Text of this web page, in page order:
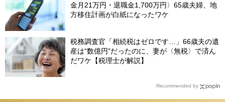
金月21万円・退職金1,700万円〉65歳夫婦、地
方移住計画が白紙になったワケ
税務調査官「相続税はゼロです…」66歳夫の遺
産は“数億円”だったのに、妻が〈無税〉で済ん
だワケ【税理士が解説】
Recommended by